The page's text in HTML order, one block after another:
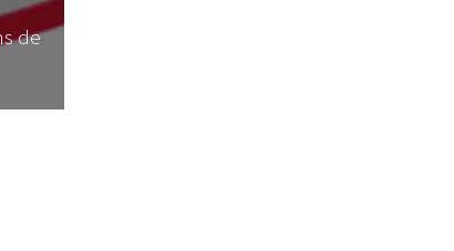
de